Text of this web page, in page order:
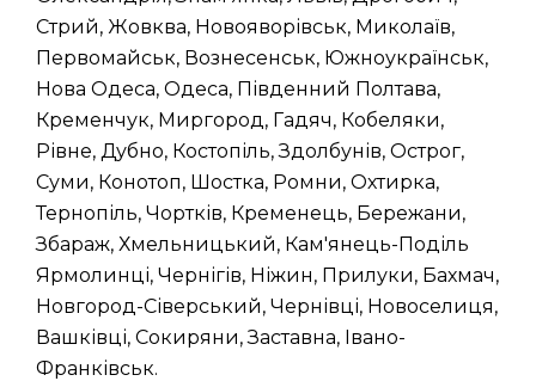
Стрий, Жовква, Новояворівськ, Миколаїв,
Первомайськ, Вознесенськ, Южноукраїнськ,
Нова Одеса, Одеса, Південний Полтава,
Кременчук, Миргород, Гадяч, Кобеляки,
Рівне, Дубно, Костопіль, Здолбунів, Острог,
Суми, Конотоп, Шостка, Ромни, Охтирка,
Тернопіль, Чортків, Кременець, Бережани,
Збараж, Хмельницький, Кам'янець-Поділь
Ярмолинці, Чернігів, Ніжин, Прилуки, Бахмач,
Новгород-Сіверський, Чернівці, Новоселиця,
Вашківці, Сокиряни, Заставна, Івано-
Франківськ.